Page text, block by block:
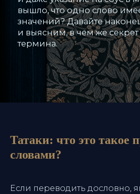
Татаки: что это такое
словами?
Если переводить дословно,